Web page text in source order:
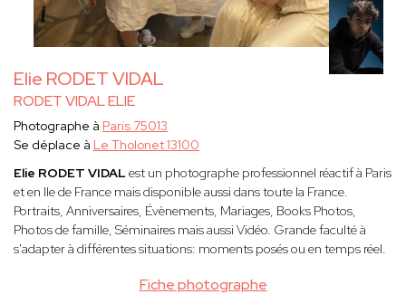
Elie RODET VIDAL
RODET VIDAL ELIE
Fiche photographe
Photographe à Paris 75013
Se déplace à Le Tholonet 13100
Elie RODET VIDALest un photographe professionnel réactif à Paris
et en Ile de France mais disponible aussi dans toute la France.
Portraits, Anniversaires, Évènements, Mariages, Books Photos,
Photos de famille, Séminaires mais aussi Vidéo. Grande faculté à
s'adapter à différentes situations: moments posés ou en temps réel.